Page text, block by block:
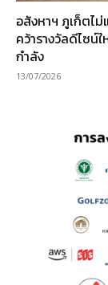
อสังหาฯ ภูเก็ตไม่
คว้ารางวัลดีไซน์
กำลัง
13/07/2026